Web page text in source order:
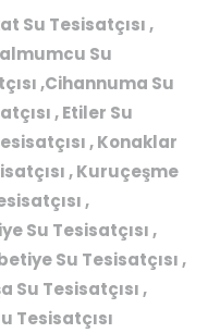
Su Tesisatçısı ,
Su
,Cihannuma Su
, Etiler Su
, Konaklar
, Kuruçeşme
,
Su Tesisatçısı ,
Su Tesisatçısı ,
Su Tesisatçısı ,
Tesisatçısı